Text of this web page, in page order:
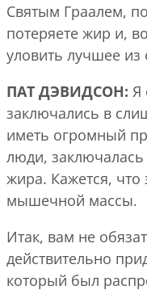
Святым Граалем,
потеряете жир и,
уловить лучшее
ПАТ ДЭВИДСОН: Я
заключались в
иметь огромный
люди,
жира. Кажется, что
мышечной массы.
Итак, вам не
действительно
который был